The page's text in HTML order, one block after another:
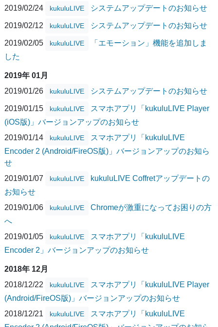
2019/02/24 kukuluLIVE システムアップデートのお知らせ
2019/02/12 kukuluLIVE システムアップデートのお知らせ
2019/02/05 kukuluLIVE
「エモーション」機能を追加しま
した
2019年 01月
2019/01/26
kukuluLIVE システムアップデートのお知らせ
2019/01/15 kukuluLIVE
スマホアプリ「kukuluLIVE Player
(iOS版)」バージョンアップのお知らせ
2019/01/14
kukuluLIVE
スマホアプリ「kukuluLIVE
Encoder 2 (Android/FireOS版)」バージョンアップのお知ら
せ
2019/01/07
kukuluLIVE
kukuluLIVE Coffretアップデートの
お知らせ
2019/01/06
kukuluLIVE
Chromeが激重になってお困りの方
へ
2019/01/05
kukuluLIVE
スマホアプリ「kukuluLIVE
Encoder 2」バージョンアップのお知らせ
2018年 12月
2018/12/22
kukuluLIVE
スマホアプリ「kukuluLIVE Player
(Android/FireOS版)」バージョンアップのお知らせ
2018/12/21
kukuluLIVE
スマホアプリ「kukuluLIVE